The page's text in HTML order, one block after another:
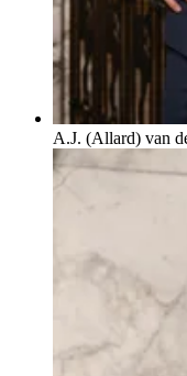
A.J. (Allard) van